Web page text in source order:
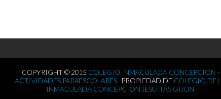
COPYRIGHT © 2015 COLEGIO INMACULADA CONCEPCIÓN -
ACTIVIDADES PARAESCOLARES . PROPIEDAD DE COLEGIO DE
INMACULADA CONCEPCIÓN JESUITAS GIJÓN